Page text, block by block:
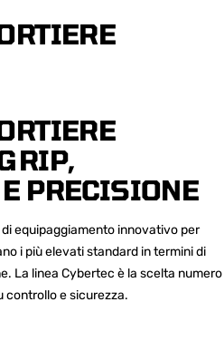
PRECISIONE
equipaggiamento innovativo per
i più elevati standard in termini di
La linea Cybertec è la scelta numero
controllo e sicurezza.